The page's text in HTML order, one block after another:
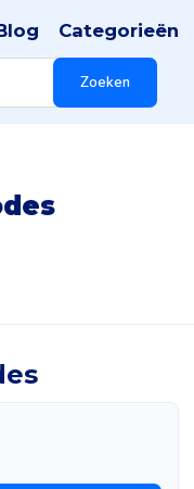
Zoeken
Categorieën